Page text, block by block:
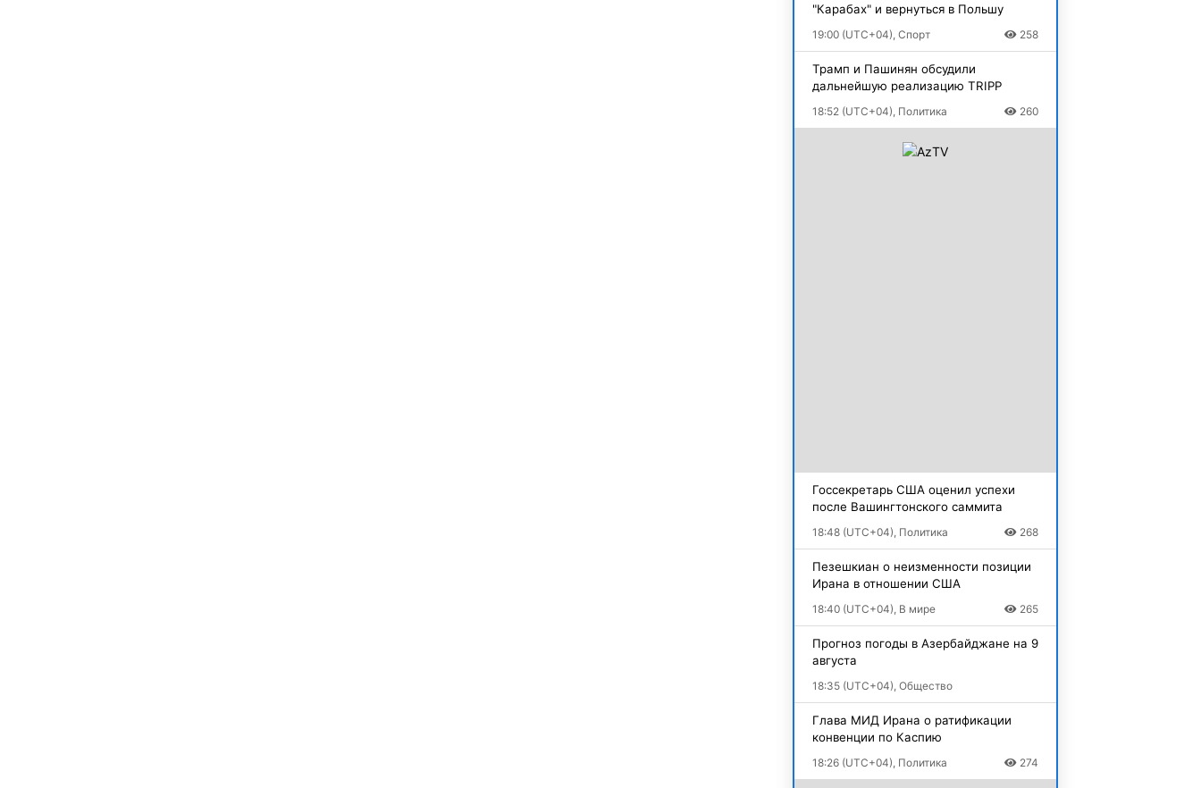
"Карабах" и вернуться в Польшу
19:00 (UTC+04), Спорт 258
Трамп и Пашинян обсудили
дальнейшую реализацию TRIPP
18:52 (UTC+04), Политика 260
Госсекретарь США оценил успехи
после Вашингтонского саммита
18:48 (UTC+04), Политика 268
Пезешкиан о неизменности позиции
Ирана в отношении США
18:40 (UTC+04), В мире 265
Прогноз погоды в Азербайджане на 9
августа
18:35 (UTC+04), Общество
Глава МИД Ирана о ратификации
конвенции по Каспию
18:26 (UTC+04), Политика 274